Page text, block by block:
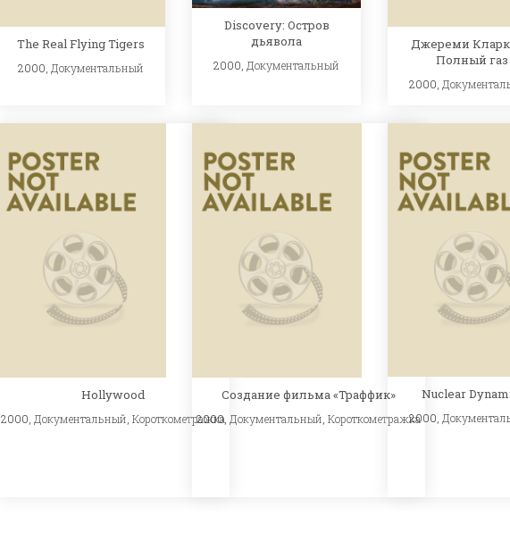
The Real Flying Tigers
2000, Документальный
Discovery: Остров
дьявола
2000, Документальный
Джереми
Полный газ
2000,
Hollywood
2000, Документальный Короткометражка
Создание фильма «Траффик»
2000, Документальный Короткометражка
Nuclear
2000,